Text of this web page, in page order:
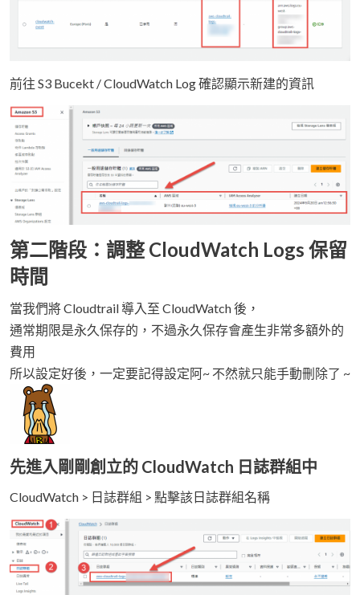
前往 S3 Bucekt / CloudWatch Log 確認顯示新建的資訊
第二階段：調整 CloudWatch Logs 保留
時間
當我們將 Cloudtrail 導入至 CloudWatch 後，
通常期限是永久保存的，不過永久保存會產生非常多額外的
費用
所以設定好後，一定要記得設定阿~ 不然就只能手動刪除了 ~
先進入剛剛創立的 CloudWatch 日誌群組中
CloudWatch > 日誌群組 > 點擊該日誌群組名稱